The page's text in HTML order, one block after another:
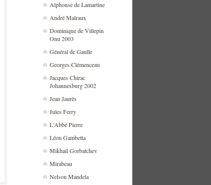
Alphonse de Lamartine
André Malraux
Dominique de Villepin
Onu 2003
Général de Gaulle
Georges Clémenceau
Jacques Chirac
Johannesburg 2002
Jean Jaurès
Jules Ferry
L'Abbé Pierre
Léon Gambetta
Mikhaïl Gorbatchev
Mirabeau
Nelson Mandela